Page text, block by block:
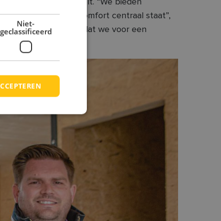
band rolt. “We bieden
zijn én waar leef comfort centraal staat”,
geloven dan ook dat we voor een
Niet-
geclassificeerd